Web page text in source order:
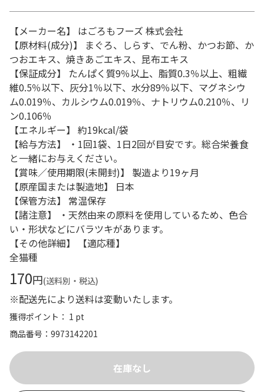
【メーカー名】 はごろもフーズ 株式会社
【原材料(成分)】 まぐろ、しらす、でん粉、かつお節、か
つおエキス、焼きあごエキス、昆布エキス
【保証成分】 たんぱく質9％以上、脂質0.3％以上、粗繊
維0.5％以下、灰分1％以下、水分89％以下、マグネシウ
ム0.019％、カルシウム0.019％、ナトリウム0.210％、リ
ン0.106％
【エネルギー】 約19kcal/袋
【給与方法】 ・1回1袋、1日2回が目安です。総合栄養食
と一緒にお与えください。
【賞味／使用期限(未開封)】 製造より19ヶ月
【原産国または製造地】 日本
【保管方法】 常温保存
【諸注意】 ・天然由来の原料を使用しているため、色合
い・形状などにバラツキがあります。
【その他詳細】 【適応種】
全猫種
170円(送料別・税込)
※配送先により送料は変動いたします。
獲得ポイント： 1 pt
商品番号
9973142201